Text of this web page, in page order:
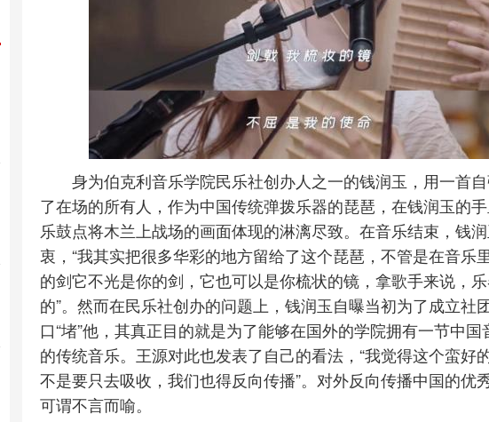
身为伯克利音乐学院民乐社创办人之一的钱润玉，用一首
了在场的所有人，作为中国传统弹拨乐器的琵琶，在钱润玉的
乐鼓点将木兰上战场的画面体现的淋漓尽致。在音乐结束，钱
衷，“我其实把很多华彩的地方留给了这个琵琶，不管是在音乐
的剑它不光是你的剑，它也可以是你梳状的镜，拿歌手来说，
的”。然而在民乐社创办的问题上，钱润玉自曝当初为了成立社
口“堵”他，其真正目的就是为了能够在国外的学院拥有一节中
的传统音乐。王源对此也发表了自己的看法，“我觉得这个蛮好
不是要只去吸收，我们也得反向传播”。对外反向传播中国的优
可谓不言而喻。